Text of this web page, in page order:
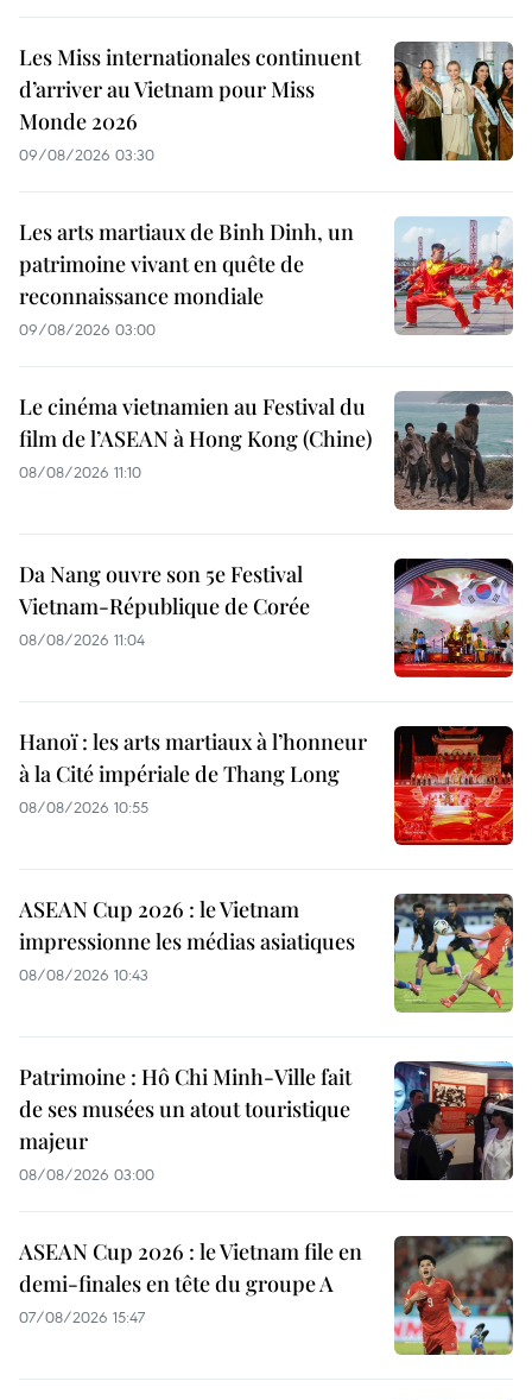
Les Miss internationales continuent
d’arriver au Vietnam pour Miss
Monde 2026
09/08/2026 03:30
Les arts martiaux de Binh Dinh, un
patrimoine vivant en quête de
reconnaissance mondiale
09/08/2026 03:00
Le cinéma vietnamien au Festival du
film de l’ASEAN à Hong Kong (Chine)
08/08/2026 11:10
Da Nang ouvre son 5e Festival
Vietnam-République de Corée
08/08/2026 11:04
Hanoï : les arts martiaux à l’honneur
à la Cité impériale de Thang Long
08/08/2026 10:55
ASEAN Cup 2026 : le Vietnam
impressionne les médias asiatiques
08/08/2026 10:43
Patrimoine : Hô Chi Minh-Ville fait
de ses musées un atout touristique
majeur
08/08/2026 03:00
ASEAN Cup 2026 : le Vietnam file en
demi-finales en tête du groupe A
07/08/2026 15:47